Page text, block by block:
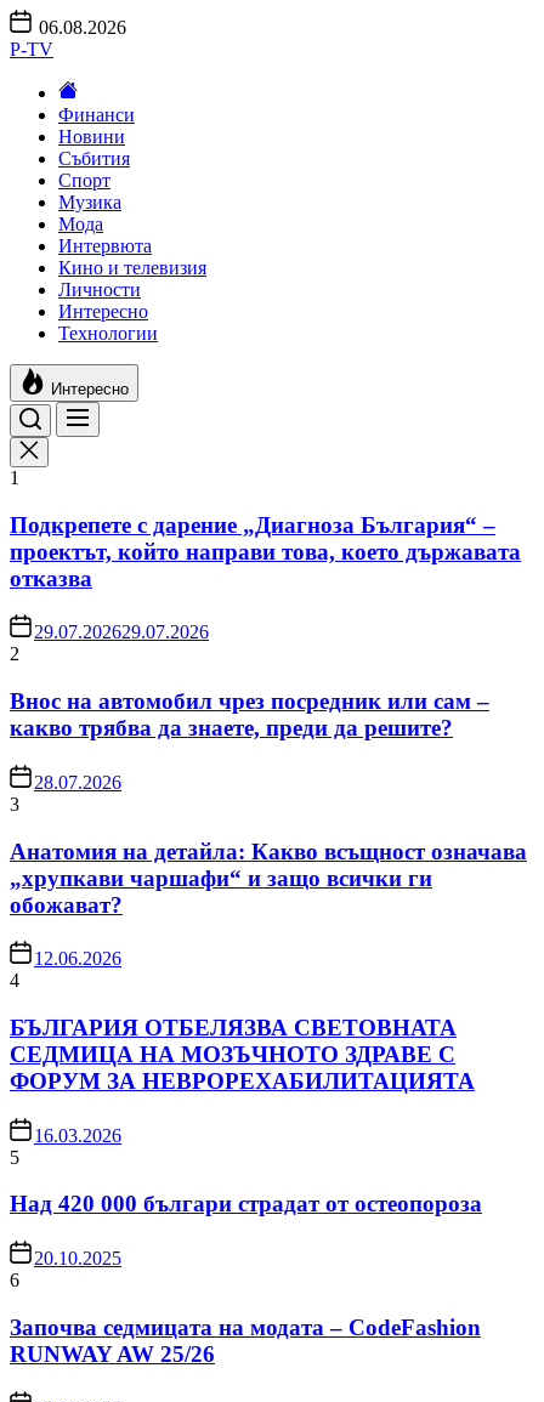
Skip
to
the
content
06.08.2026
P-TV
Финанси
Новини
Събития
Спорт
Музика
Мода
Интервюта
Кино и телевизия
Личности
Интересно
Технологии
Интересно
1
Подкрепете с дарение „Диагноза България“ –
проектът, който направи това, което държавата
отказва
29.07.202629.07.2026
2
Внос на автомобил чрез посредник или сам –
какво трябва да знаете, преди да решите?
28.07.2026
3
Анатомия на детайла: Какво всъщност означава
„хрупкави чаршафи“ и защо всички ги
обожават?
12.06.2026
4
БЪЛГАРИЯ ОТБЕЛЯЗВА СВЕТОВНАТА
СЕДМИЦА НА МОЗЪЧНОТО ЗДРАВЕ С
ФОРУМ ЗА НЕВРОРЕХАБИЛИТАЦИЯТА
16.03.2026
5
Над 420 000 българи страдат от остеопороза
20.10.2025
6
Започва седмицата на модата – CodeFashion
RUNWAY AW 25/26